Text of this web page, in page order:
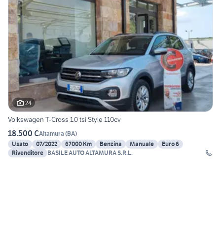
24
Volkswagen T-Cross 1.0 tsi Style 110cv
18.500 €Altamura (BA)
Usato
07/2022 67000 Km Benzina Manuale
Euro 6
Rivenditore BASILE AUTO ALTAMURA S.R.L.